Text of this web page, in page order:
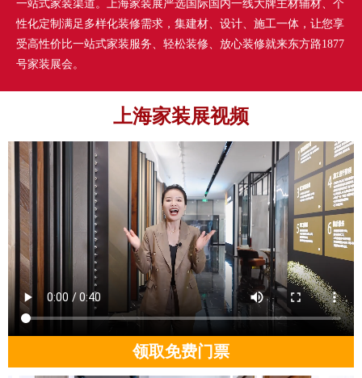
一站式家装渠道。上海家装展严选国际国内一线大牌主材辅材、个
性化定制满足多样化装修需求，集建材、设计、施工一体，让您享
受高性价比一站式家装服务、轻松装修、放心装修就来东方路1877
号家装展会。
上海家装展视频
领取免费门票